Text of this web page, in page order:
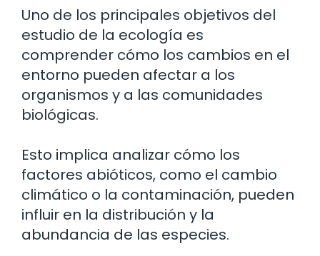
Uno de los principales objetivos del
estudio de la ecología es
comprender cómo los cambios en el
entorno pueden afectar a los
organismos y a las comunidades
biológicas.
Esto implica analizar cómo los
factores abióticos, como el cambio
climático o la contaminación, pueden
influir en la distribución y la
abundancia de las especies.